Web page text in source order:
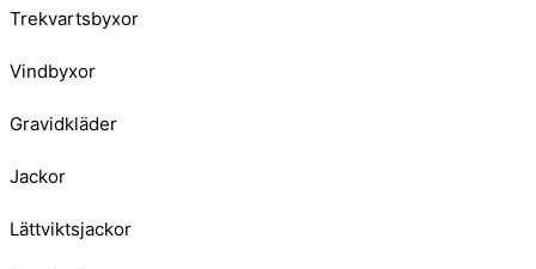
Trekvartsbyxor
Vindbyxor
Gravidkläder
Jackor
Lättviktsjackor